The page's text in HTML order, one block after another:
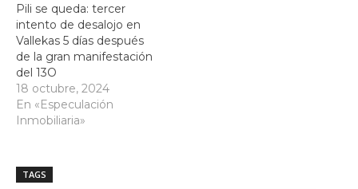
Pili se queda: tercer
intento de desalojo en
Vallekas 5 días después
de la gran manifestación
del 13O
18 octubre, 2024
En «Especulación
Inmobiliaria»
TAGS